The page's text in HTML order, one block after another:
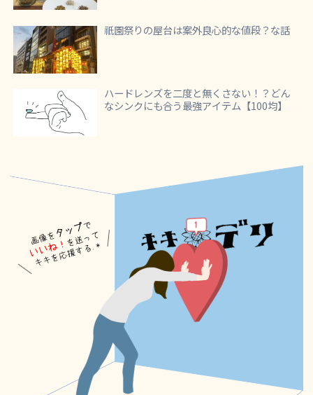
祇園祭りの屋台は案外良心的な値段？な話
ハードレンズを二度と無くさない！？どん
なシンクにも合う最強アイテム【100均】